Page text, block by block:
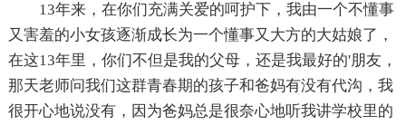
13年来，在你们充满关爱的呵护下，我由一个不懂事
又害羞的小女孩逐渐成长为一个懂事又大方的大姑娘了，
在这13年里，你们不但是我的父母，还是我最好的'朋友，
那天老师问我们这群青春期的孩子和爸妈有没有代沟，我
很开心地说没有，因为爸妈总是很奈心地听我讲学校里的